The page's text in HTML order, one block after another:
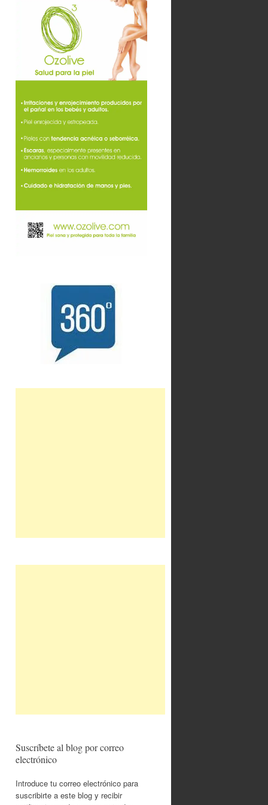
Suscríbete al blog por correo
electrónico
Introduce tu correo electrónico para
suscribirte a este blog y recibir